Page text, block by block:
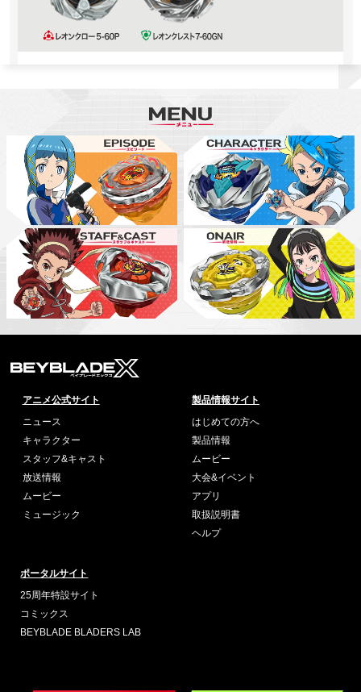
アニメ公式サイト
ニュース
キャラクター
スタッフ&キャスト
放送情報
ムービー
ミュージック
製品情報サイト
はじめての方へ
製品情報
ムービー
大会&イベント
アプリ
取扱説明書
ヘルプ
ポータルサイト
25周年特設サイト
コミックス
BEYBLADE BLADERS LAB